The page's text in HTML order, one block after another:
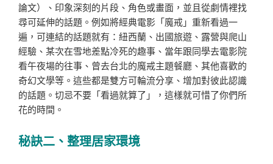
論文）、印象深刻的片段、角色或畫面，並且從劇情裡找
尋可延伸的話題。例如將經典電影「魔戒」重新看過一
遍，可連結的話題就有：紐西蘭、出國旅遊、露營與爬山
經驗、某次在雪地差點冷死的趣事、當年跟同學去電影院
看午夜場的往事、曾去台北的魔戒主題餐廳、其他喜歡的
奇幻文學等。這些都是雙方可輪流分享、增加對彼此認識
的話題。切忌不要「看過就算了」，這樣就可惜了你們所
花的時間。
秘訣二、整理居家環境